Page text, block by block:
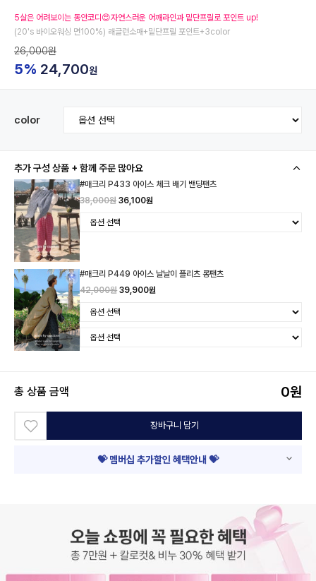
5살은 어려보이는 동안코디😍자연스러운 어깨라인과 밑단프릴로 포인트 up!
(20's 바이오워싱 면100%) 래글런소매+밑단프릴 포인트+3color
26,000원
5% 24,700원
color
추가 구성 상품 + 함께 주문 많아요
#매크리 P433 아이스 체크 배기 밴딩팬츠
38,000원 36,100원
#매크리 P449 아이스 날날이 플리츠 롱팬츠
42,000원 39,900원
총 상품 금액 0원
장바구니 담기
💝 멤버십 추가할인 혜택안내 💝